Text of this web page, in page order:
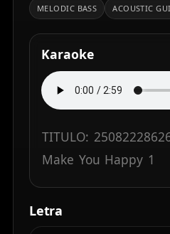
MELODIC BASS ACOUSTIC
Karaoke
TITULO:
Make You Happy 1
Letra